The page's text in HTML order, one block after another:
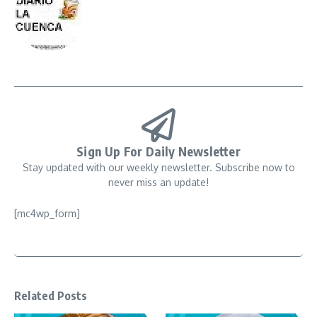
Sign Up For Daily Newsletter
Stay updated with our weekly newsletter. Subscribe now to
never miss an update!
[mc4wp_form]
Related Posts